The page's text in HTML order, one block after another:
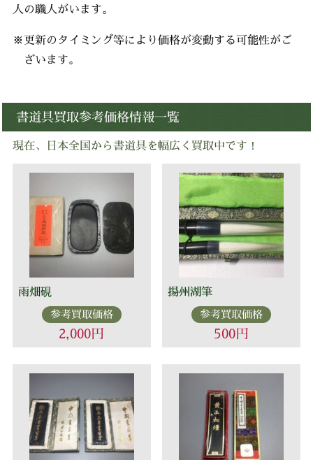
人の職人がいます。
※更新のタイミング等により価格が変動する可能性がご
ざいます。
書道具買取参考価格情報一覧
現在、日本全国から書道具を幅広く買取中です！
雨畑硯
参考買取価格
2,000円
揚州湖筆
参考買取価格
500円